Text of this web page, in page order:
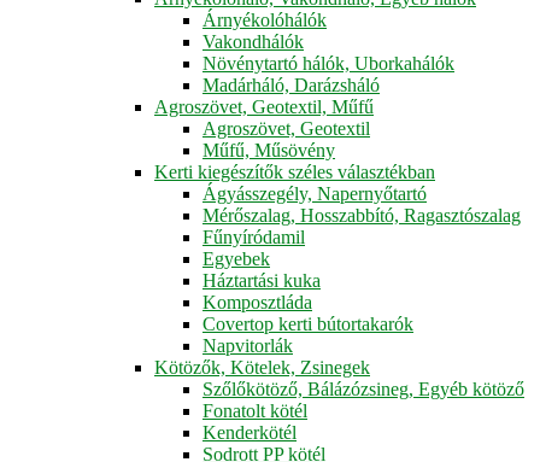
Árnyékolóhálók
Vakondhálók
Növénytartó hálók, Uborkahálók
Madárháló, Darázsháló
Agroszövet, Geotextil, Műfű
Agroszövet, Geotextil
Műfű, Műsövény
Kerti kiegészítők széles választékban
Ágyásszegély, Napernyőtartó
Mérőszalag, Hosszabbító, Ragasztószalag
Fűnyíródamil
Egyebek
Háztartási kuka
Komposztláda
Covertop kerti bútortakarók
Napvitorlák
Kötözők, Kötelek, Zsinegek
Szőlőkötöző, Bálázózsineg, Egyéb kötöző
Fonatolt kötél
Kenderkötél
Sodrott PP kötél